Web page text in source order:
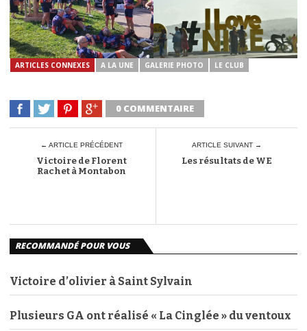
ARTICLES CONNEXES A LA UNE GALERIE PHOTO LE CLUB
0 COMMENTAIRE
← ARTICLE PRÉCÉDENT
Victoire de Florent
Rachet à Montabon
ARTICLE SUIVANT →
Les résultats de WE
RECOMMANDÉ POUR VOUS
Victoire d’olivier à Saint Sylvain
Plusieurs GA ont réalisé « La Cinglée » du ventoux